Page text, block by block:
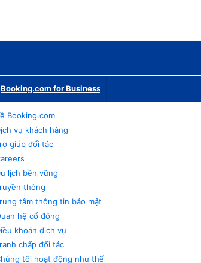
Booking.com for Business
Booking.com
vụ khách hàng
giúp đối tác
lịch bền vững
thông
tâm thông tin bảo mật
hệ cổ đông
khoản dịch vụ
chấp đối tác
tôi hoạt động như thế